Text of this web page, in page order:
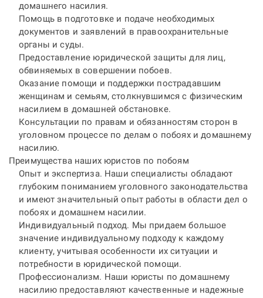
домашнего насилия.
Помощь в подготовке и подаче необходимых
документов и заявлений в правоохранительные
органы и суды.
Предоставление юридической защиты для лиц,
обвиняемых в совершении побоев.
Оказание помощи и поддержки пострадавшим
женщинам и семьям, столкнувшимся с физическим
насилием в домашней обстановке.
Консультации по правам и обязанностям сторон в
уголовном процессе по делам о побоях и домашнему
насилию.
Преимущества наших юристов по побоям
Опыт и экспертиза. Наши специалисты обладают
глубоким пониманием уголовного законодательства
и имеют значительный опыт работы в области дел о
побоях и домашнем насилии.
Индивидуальный подход. Мы придаем большое
значение индивидуальному подходу к каждому
клиенту, учитывая особенности их ситуации и
потребности в юридической помощи.
Профессионализм. Наши юристы по домашнему
насилию предоставляют качественные и надежные